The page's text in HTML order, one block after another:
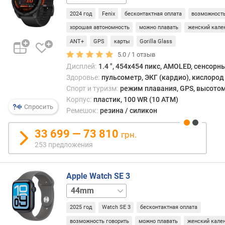
ц
ы
р
(
н
и
т
)
з
а
щ
и
т
Спросить
2024 год Fenix бесконтактная оплата
хорошая автономность можно плавать женский
ANT+ GPS карты Gorilla Glass
5.0 / 1 отзыв
Дисплей: 1.4 ", 454x454 пикс, AMOLED,
Здоровье: пульсометр, ЭКГ (кардио), кислород
Спорт и туризм: режим плавания, GPS,
Корпус: пластик, 100 WR (10 ATM)
Ремешок: резина / силикон
33 699 — 73 810 грн.
253 предложения
Apple Watch SE 3
40mm40mm
5G44mm
5G
2025 год Watch SE 3 бесконтактная оплата
возможность говорить можно плавать женский